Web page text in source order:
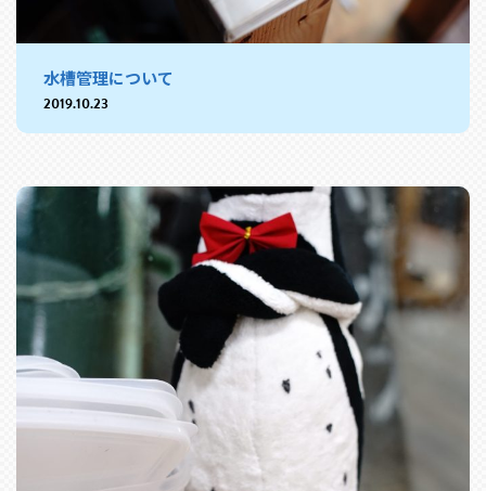
水槽管理について
2019.10.23